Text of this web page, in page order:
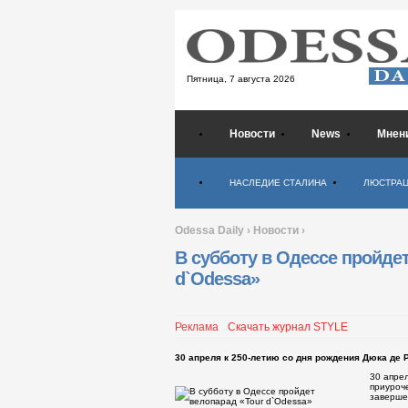
Пятница, 7 августа 2026
Новости News
НАСЛЕДИЕ СТАЛИНА
Odessa Daily › Новости ›
В субботу в Одессе
d`Odessa»
Реклама Скачать журнал STYLE
30 апреля к 250-летию со дня рождения Дюка де
30